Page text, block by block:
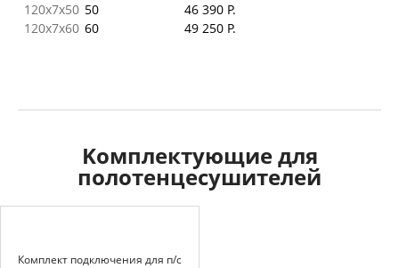
120x7x50 50
46 390 Р.
120x7x60 60 49 250 Р.
Kомплектующие для
полотенцесушителей
Комплект подключения для п/с